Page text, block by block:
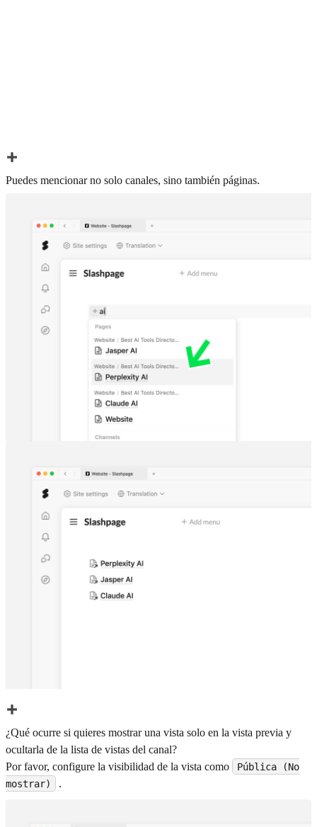
Puedes mencionar no solo canales, sino también páginas.
¿Qué ocurre si quieres mostrar una vista solo en la vista previa y
ocultarla de la lista de vistas del canal?
Por favor, configure la visibilidad de la vista como
Pública (No
mostrar)
.